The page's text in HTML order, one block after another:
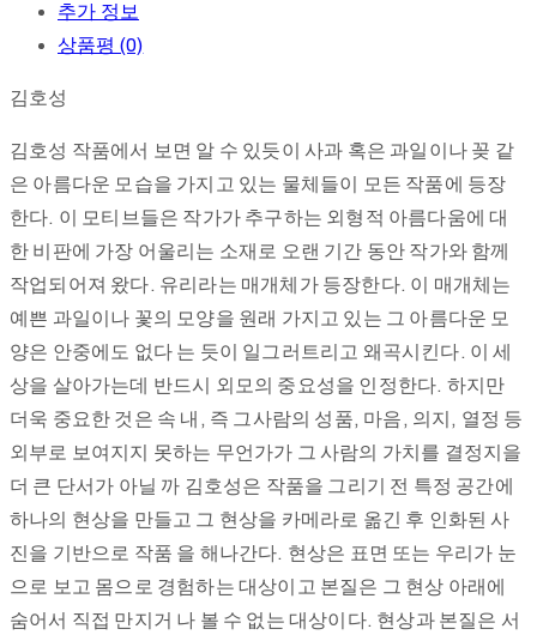
추가 정보
상품평 (0)
김호성
김호성 작품에서 보면 알 수 있듯이 사과 혹은 과일이나 꽂 같
은 아름다운 모습을 가지고 있는 물체들이 모든 작품에 등장
한다. 이 모티브들은 작가가 추구하는 외형적 아름다움에 대
한 비판에 가장 어울리는 소재로 오랜 기간 동안 작가와 함께
작업되어져 왔다. 유리라는 매개체가 등장한다. 이 매개체는
예쁜 과일이나 꽃의 모양을 원래 가지고 있는 그 아름다운 모
양은 안중에도 없다 는 듯이 일그러트리고 왜곡시킨다. 이 세
상을 살아가는데 반드시 외모의 중요성을 인정한다. 하지만
더욱 중요한 것은 속 내, 즉 그사람의 성품, 마음, 의지, 열정 등
외부로 보여지지 못하는 무언가가 그 사람의 가치를 결정지을
더 큰 단서가 아닐 까 김호성은 작품을 그리기 전 특정 공간에
하나의 현상을 만들고 그 현상을 카메라로 옮긴 후 인화된 사
진을 기반으로 작품 을 해나간다. 현상은 표면 또는 우리가 눈
으로 보고 몸으로 경험하는 대상이고 본질은 그 현상 아래에
숨어서 직접 만지거 나 볼 수 없는 대상이다. 현상과 본질은 서